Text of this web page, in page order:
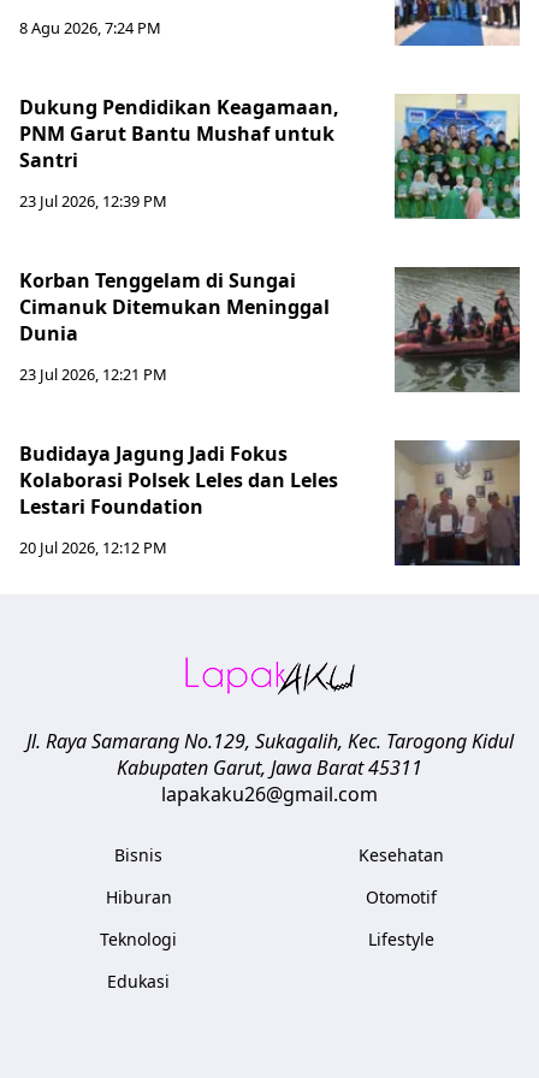
8 Agu 2026, 7:24 PM
Dukung Pendidikan Keagamaan,
PNM Garut Bantu Mushaf untuk
Santri
23 Jul 2026, 12:39 PM
Korban Tenggelam di Sungai
Cimanuk Ditemukan Meninggal
Dunia
23 Jul 2026, 12:21 PM
Budidaya Jagung Jadi Fokus
Kolaborasi Polsek Leles dan Leles
Lestari Foundation
20 Jul 2026, 12:12 PM
Jl. Raya Samarang No.129, Sukagalih, Kec. Tarogong Kidul
Kabupaten Garut, Jawa Barat45311
lapakaku26@gmail.com
Bisnis
Hiburan
Teknologi
Edukasi
Kesehatan
Otomotif
Lifestyle